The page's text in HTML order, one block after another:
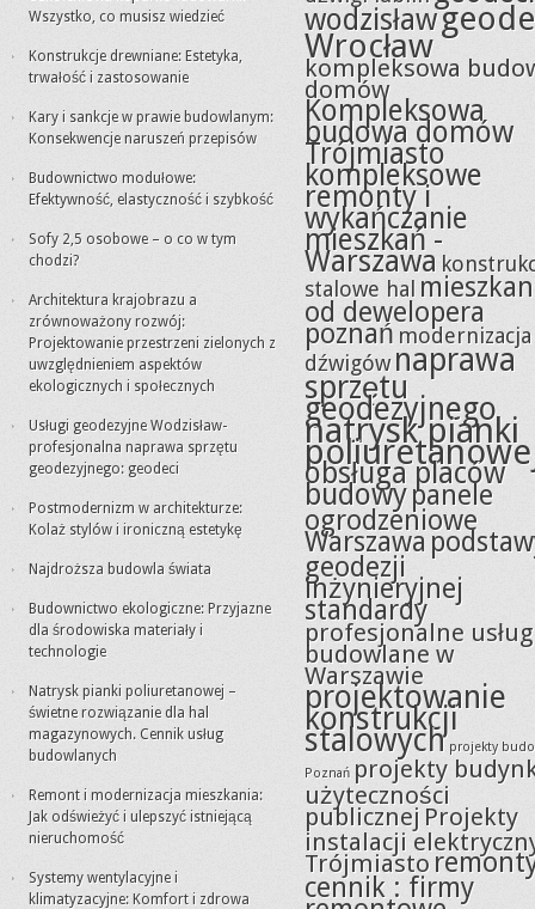
Wszystko, co musisz wiedzieć
Konstrukcje drewniane: Estetyka,
trwałość i zastosowanie
Kary i sankcje w prawie budowlanym:
Konsekwencje naruszeń przepisów
Budownictwo modułowe:
Efektywność, elastyczność i szybkość
Sofy 2,5 osobowe – o co w tym
chodzi?
Architektura krajobrazu a
zrównoważony rozwój:
Projektowanie przestrzeni zielonych z
uwzględnieniem aspektów
ekologicznych i społecznych
Usługi geodezyjne Wodzisław-
profesjonalna naprawa sprzętu
geodezyjnego: geodeci
Postmodernizm w architekturze:
Kolaż stylów i ironiczną estetykę
Najdroższa budowla świata
Budownictwo ekologiczne: Przyjazne
dla środowiska materiały i
technologie
Natrysk pianki poliuretanowej –
świetne rozwiązanie dla hal
magazynowych. Cennik usług
budowlanych
Remont i modernizacja mieszkania:
Jak odświeżyć i ulepszyć istniejącą
nieruchomość
Systemy wentylacyjne i
klimatyzacyjne: Komfort i zdrowa
wodzisław
Wrocław
kompleksowa
domów
Kompleksowa
budowa domów
Trójmiasto
kompleksowe
remonty i
wykańczanie
mieszkań -
Warszawa
stalowe hal
od dewelopera
poznań modernizacja
dźwigów naprawa
sprzętu
geodezyjnego
natrysk pianki
obsługa placów
budowypanele
ogrodzeniowe
Warszawa
geodezji
inżynieryjnej
standardy
profesjonalne
budowlane w
Warszawie
projektowanie
konstrukcji
stalowych projekty
Poznań projekty
użyteczności
publicznej Projekty
instalacji
Trójmiasto
cennik : firmy